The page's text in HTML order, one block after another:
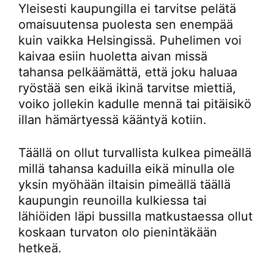
Yleisesti kaupungilla ei tarvitse pelätä
omaisuutensa puolesta sen enempää
kuin vaikka Helsingissä. Puhelimen voi
kaivaa esiin huoletta aivan missä
tahansa pelkäämättä, että joku haluaa
ryöstää sen eikä ikinä tarvitse miettiä,
voiko jollekin kadulle mennä tai pitäisikö
illan hämärtyessä kääntyä kotiin.
Täällä on ollut turvallista kulkea pimeällä
millä tahansa kaduilla eikä minulla ole
yksin myöhään iltaisin pimeällä täällä
kaupungin reunoilla kulkiessa tai
lähiöiden läpi bussilla matkustaessa ollut
koskaan turvaton olo pienintäkään
hetkeä.